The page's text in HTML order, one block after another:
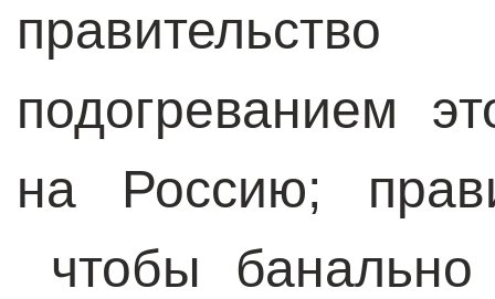
подогреванием
на Россию;
чтобы